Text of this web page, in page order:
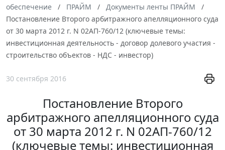
обеспечение
ПРАЙМ
Документы ленты ПРАЙМ
Постановление Второго арбитражного апелляционного суда
от 30 марта 2012 г. N 02АП-760/12 (ключевые темы:
инвестиционная деятельность - договор долевого участия -
строительство объектов - НДС - инвестор)
30 сентября 2016
Постановление Второго
арбитражного апелляционного суда
от 30 марта 2012 г. N 02АП-760/12
(ключевые темы: инвестиционная